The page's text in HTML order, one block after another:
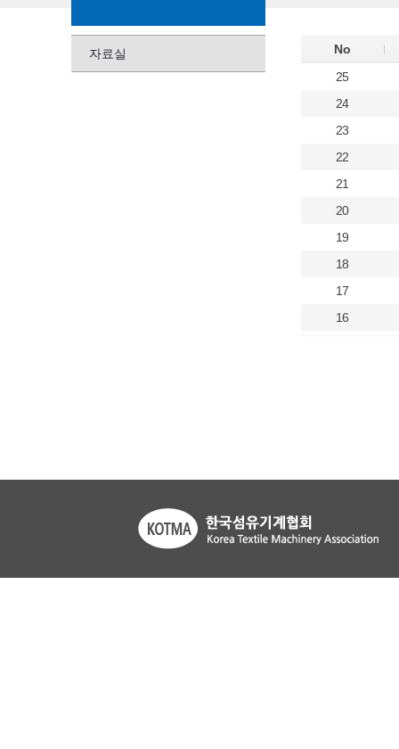
자료실
No
25
24
23
22
21
20
19
18
17
16